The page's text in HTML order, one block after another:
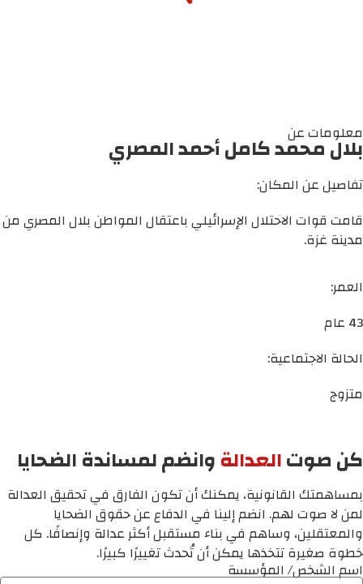
معلومات عن
بلال محمد كامل أحمد المصري
تفاصيل عن المكان:
قامت قوات الاحتلال الإسرائيلي باعتقال المواطن بلال المصري من
مدينة غزة.
العمر:
43 عام
الحالة الاجتماعية:
متزوج
كن صوتالعدالةوانضم لمساندة الضحايا
بمساهمتك القانونية، يمكنك أن تكون الفارق في تحقيق العدالة
لمن لا صوت لهم. انضم إلينا في الدفاع عن حقوق الضحايا
والمعتقلين، وساهم في بناء مستقبل أكثر عدالة وإنصافًا. كل
خطوة صغيرة تتخذها يمكن أن تُحدث تغييرًا كبيرًا.
اسم الشخص/ المؤسسة